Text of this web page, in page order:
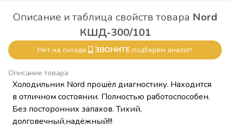
Описание и таблица свойств товара Nord
КШД-300/101
Нет на складе ЗВОНИТЕ подберем аналог!
Описание товара
Холодильник Nord прошёл диагностику. Находится
в отличном состоянии. Полностью работоспособен.
Без посторонних запахов. Тихий,
долговечный,надёжный!!!